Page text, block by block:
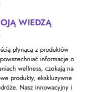
WIEDZĄ
płynącą z produktów
informacje o
wellness, czekają na
produkty, ekskluzywne
Nasz innowacyjny i